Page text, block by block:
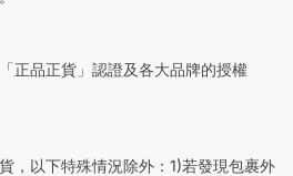
正品正貨」認證及各大品牌的授權
，以下特殊情況除外：1)若發現包裹外